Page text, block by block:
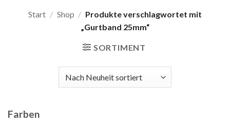
Start / Shop / Produkte verschlagwortet mit
„Gurtband 25mm“
SORTIMENT
Farben